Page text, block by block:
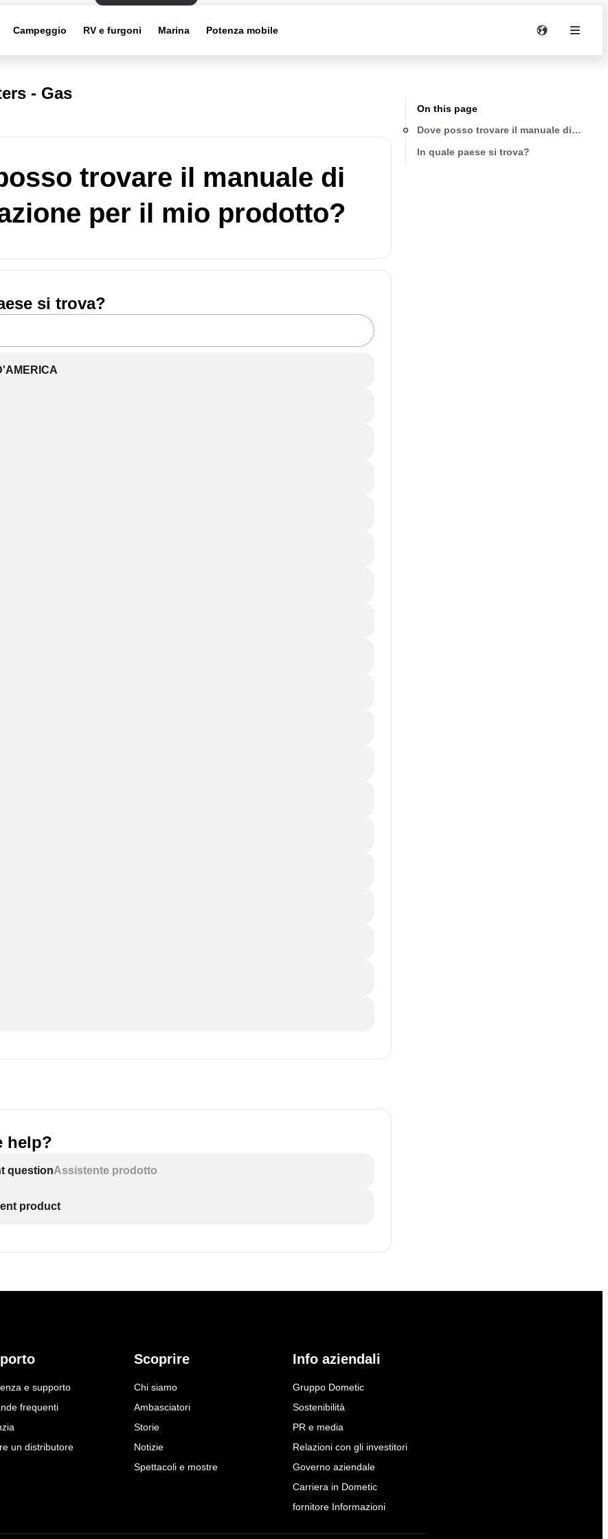
Campeggio RV e furgoni Marina Potenza mobile
- Gas
trovare il manuale di
per il mio prodotto?
si trova?
help?
questionAssistente prodotto
product
On this page
Dove posso trovare il manuale di
In quale paese si trova?
e supporto
frequenti
un distributore
Scoprire
Chi siamo
Ambasciatori
Storie
Notizie
Spettacoli e mostre
Info aziendali
Gruppo Dometic
Sostenibilità
PR e media
Relazioni con gli investitori
Governo aziendale
Carriera in Dometic
fornitore Informazioni